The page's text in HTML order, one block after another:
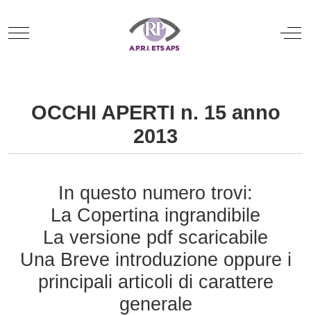
Mobile Menu Toggle Off-
OCCHI APERTI n. 15 anno
2013
In questo numero trovi:
La Copertina ingrandibile
La versione pdf scaricabile
Una Breve introduzione oppure i
principali articoli di carattere
generale